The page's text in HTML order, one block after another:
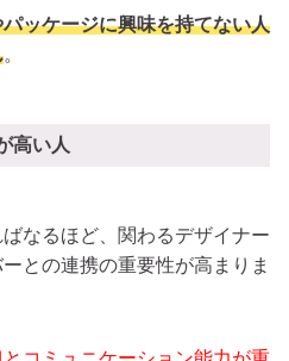
ッケージに興味を持てない人
。
高い人
なるほど、関わるデザイナー
との連携の重要性が高まりま